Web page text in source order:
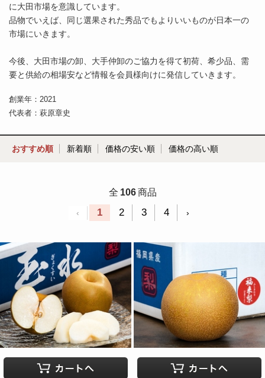
に大田市場を意識しています。
品物でいえば、同じ選果された秀品でもよりいいものが日本一の
市場にいきます。
今後、大田市場の卸、大手仲卸のご協力を得て初荷、希少品、需
要と供給の相場安など情報を会員様向けに発信していきます。
創業年：2021
代表者：萩原章史
おすすめ順 新着順 価格の安い順 価格の高い順
全 106 商品
‹ 1 2 3 4 ›